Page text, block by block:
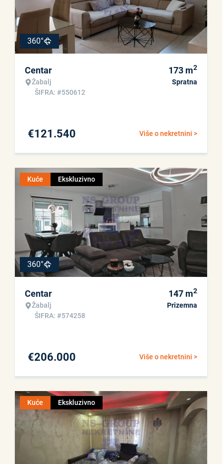
360°
Centar
Žabalj
ŠIFRA: #550612
173 m2
Spratna
Više o nekretnini >
€121.540
Kuće Ekskluzivno
360°
Centar
Žabalj
ŠIFRA: #574258
147 m2
Prizemna
Više o nekretnini >
€206.000
Kuće Ekskluzivno